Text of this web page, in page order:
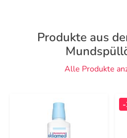
Produkte aus
Alle Produkte